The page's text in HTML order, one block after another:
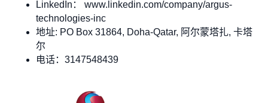
LinkedIn： www.linkedin.com/company/argus-
technologies-inc
地址: PO Box 31864, Doha-Qatar, 阿尔蒙塔扎, 卡塔
尔
电话：3147548439